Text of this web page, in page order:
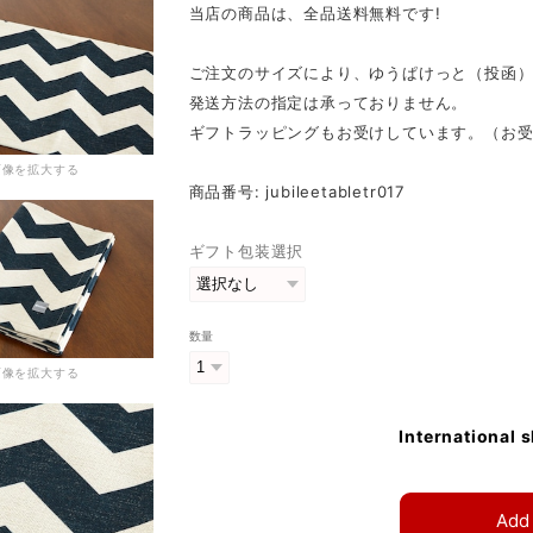
を拡大する
を拡大する
当店の商品は、全品送料無料です!
ご注文のサイズにより、ゆうぱけっと（投函
発送方法の指定は承っておりません。
ギフトラッピングもお受けしています。（お
商品番号: jubileetabletr017
ギフト包装選択
数量
International